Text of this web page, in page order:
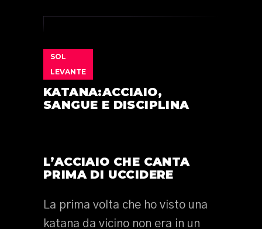
SOL
LEVANTE
KATANA:ACCIAIO,
SANGUE E DISCIPLINA
L’ACCIAIO CHE CANTA
PRIMA DI UCCIDERE
La prima volta che ho visto una
katana da vicino non era in un